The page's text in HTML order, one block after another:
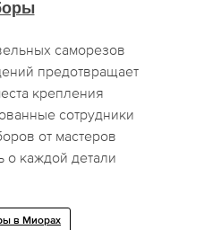
саморезов
предотвращает
крепления
сотрудники
от мастеров
о каждой детали
в Миорах